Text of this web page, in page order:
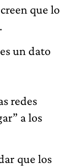
que lo
un dato
redes
a los
que los